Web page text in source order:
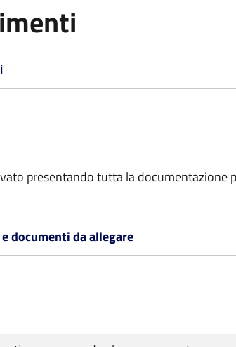
presentando tutta la documentazione
documenti da allegare